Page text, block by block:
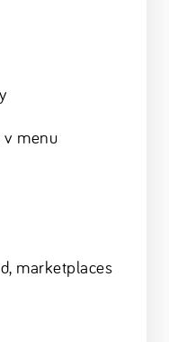
menu
marketplaces